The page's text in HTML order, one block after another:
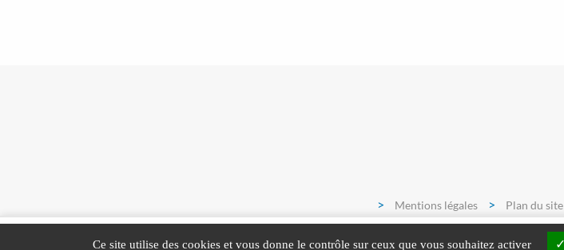
> Mentions légales > Plan du site
Ce site utilise des cookies et vous donne le contrôle sur ceux que vous souhaitez activer